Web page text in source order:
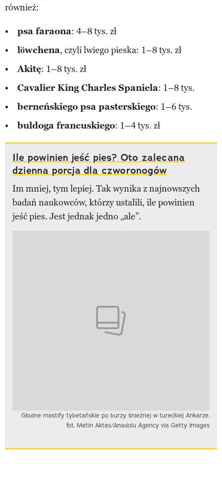
również:
psa faraona: 4–8 tys. zł
löwchena, czyli lwiego pieska: 1–8 tys. zł
Akitę: 1–8 tys. zł
Cavalier King Charles Spaniela: 1–8 tys.
berneńskiego psa pasterskiego: 1–6 tys.
buldoga francuskiego: 1–4 tys. zł
Ile powinien jeść pies? Oto zalecana
dzienna porcja dla czworonogów
Im mniej, tym lepiej. Tak wynika z najnowszych
badań naukowców, którzy ustalili, ile powinien
jeść pies. Jest jednak jedno „ale”.
Głodne mastify tybetańskie po burzy śnieżnej w tureckiej Ankarze.
fot. Metin Aktas/Anadolu Agency via Getty Images